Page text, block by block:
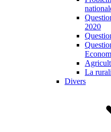
2020
La
Divers